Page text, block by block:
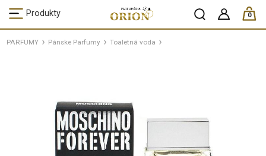
Produkty 0
ks /
PARFUMY Pánske Parfumy Toaletná voda